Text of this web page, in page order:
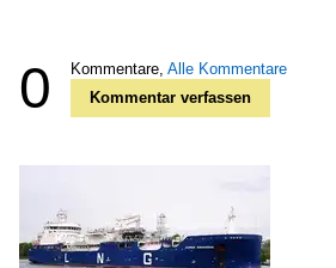
0 Kommentare, Alle Kommentare
Kommentar verfassen